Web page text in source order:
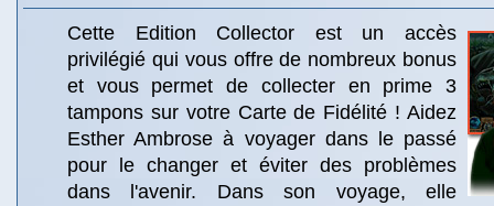
Cette Edition Collector est un accès
privilégié qui vous offre de nombreux bonus
et vous permet de collecter en prime 3
tampons sur votre Carte de Fidélité ! Aidez
Esther Ambrose à voyager dans le passé
pour le changer et éviter des problèmes
dans l'avenir. Dans son voyage, elle